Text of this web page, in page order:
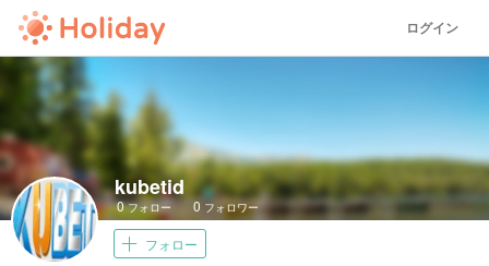
ログイン
kubetid
0フォロー 0 フォロワー
フォロー